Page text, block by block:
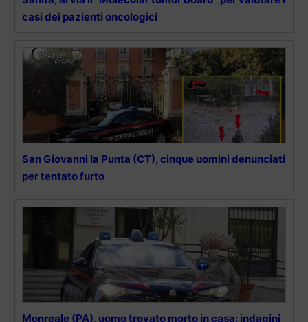
casi dei pazienti oncologici
San Giovanni la Punta (CT), cinque uomini denunciati
per tentato furto
Monreale (PA), uomo trovato morto in casa: indagini